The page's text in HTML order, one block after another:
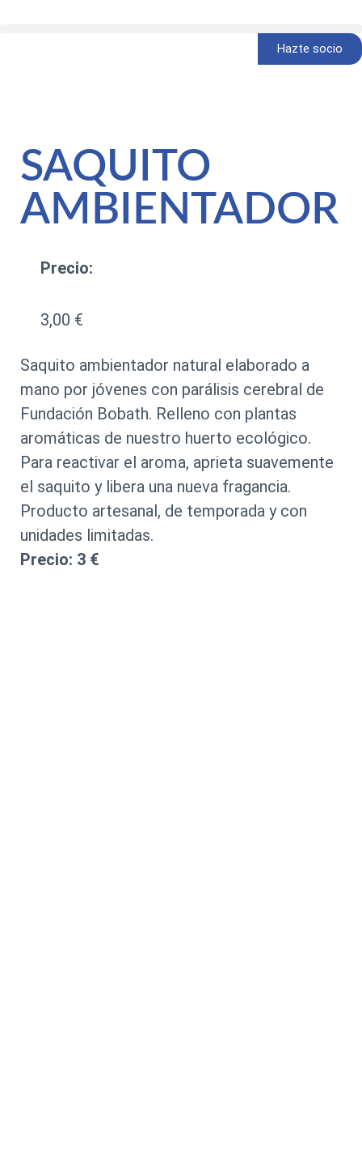
Hazte socio
SAQUITO
AMBIENTADOR
Precio:
3,00 €
Saquito ambientador natural elaborado a
mano por jóvenes con parálisis cerebral de
Fundación Bobath. Relleno con plantas
aromáticas de nuestro huerto ecológico.
Para reactivar el aroma, aprieta suavemente
el saquito y libera una nueva fragancia.
Producto artesanal, de temporada y con
unidades limitadas.
Precio: 3 €